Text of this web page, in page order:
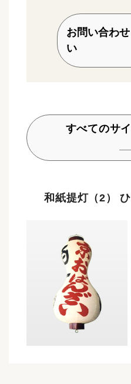
お問い合わ
い
すべてのサ
和紙提灯（2）